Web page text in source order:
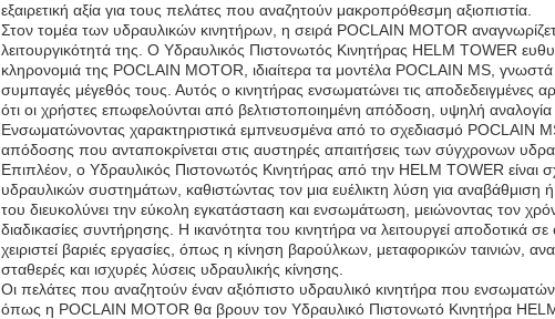
εξαιρετική αξία για τους πελάτες που αναζητούν μακροπρόθεσμη αξιοπιστία.
Στον τομέα των υδραυλικών κινητήρων, η σειρά POCLAIN MOTOR
λειτουργικότητά της. Ο Υδραυλικός Πιστονωτός Κινητήρας HELM TOWER
κληρονομιά της POCLAIN MOTOR, ιδιαίτερα τα μοντέλα POCLAIN MS, γνωστά
συμπαγές μέγεθός τους. Αυτός ο κινητήρας ενσωματώνει τις αποδεδειγμένες
ότι οι χρήστες επωφελούνται από βελτιστοποιημένη απόδοση, υψηλή αναλογία
Ενσωματώνοντας χαρακτηριστικά εμπνευσμένα από το σχεδιασμό POCLAIN
απόδοσης που ανταποκρίνεται στις αυστηρές απαιτήσεις των σύγχρονων
Επιπλέον, ο Υδραυλικός Πιστονωτός Κινητήρας από την HELM TOWER είναι
υδραυλικών συστημάτων, καθιστώντας τον μια ευέλικτη λύση για
του διευκολύνει την εύκολη εγκατάσταση και ενσωμάτωση, μειώνοντας τον
διαδικασίες συντήρησης. Η ικανότητα του κινητήρα να λειτουργεί αποδοτικά
χειριστεί βαριές εργασίες, όπως η κίνηση βαρούλκων, μεταφορικών ταινιών,
σταθερές και ισχυρές λύσεις υδραυλικής κίνησης.
Οι πελάτες που αναζητούν έναν αξιόπιστο υδραυλικό κινητήρα που
όπως η POCLAIN MOTOR θα βρουν τον Υδραυλικό Πιστονωτό Κινητήρα HELM